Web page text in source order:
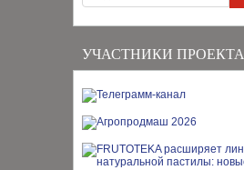
УЧАСТНИКИ ПРОЕКТА